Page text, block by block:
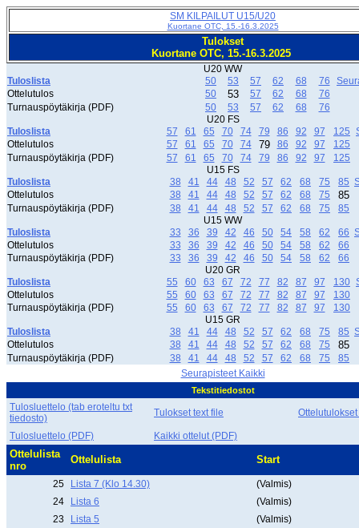
SM KILPAILUT U15/U20
Kuortane OTC, 15.-16.3.2025
Tulokset
Kuortane OTC, 15.-16.3.2025
U20 WW
Tuloslista
50 53 57 62 68 76
Ottelutulos
50 53 57 62 68
76
Turnauspöytäkirja (PDF)
50 53 57 62 68
76
U20 FS
Tuloslista
57 61 65 70 74 79 86 92 97 125
Ottelutulos
57 61 65 70 74 79 86 92 97
125
Turnauspöytäkirja (PDF)
57 61 65 70 74 79 86 92 97
125
U15 FS
Tuloslista
38 41 44 48 52 57 62 68 75 85
Ottelutulos
38 41 44 48 52 57 62 68 75 85
Turnauspöytäkirja (PDF) 38 41 44 48 52 57 62 68 75
85
U15 WW
Tuloslista
33 36 39 42 46 50 54 58 62 66
Ottelutulos
33 36 39 42 46 50 54 58 62
66
Turnauspöytäkirja (PDF)
33 36 39 42 46 50 54 58 62
66
U20 GR
Tuloslista
55 60 63 67 72 77 82 87 97 130
Ottelutulos
55 60 63 67 72 77 82 87 97
130
Turnauspöytäkirja (PDF)
55 60 63 67 72 77 82 87 97
130
U15 GR
Tuloslista
38 41 44 48 52 57 62 68 75 85
Ottelutulos
38 41 44 48 52 57 62 68 75 85
Turnauspöytäkirja (PDF) 38 41 44 48 52 57 62 68 75
85
Seurapisteet Kaikki
Tekstitiedostot
Tulosluettelo (tab eroteltu txt
tiedosto)
Tulokset text file
Tulosluettelo (PDF) Kaikki ottelut (PDF)
Ottelulista
nro
Ottelulista Start
25 Lista 7 (Klo 14.30)
(Valmis)
24
Lista 6
(Valmis)
23
Lista 5
(Valmis)